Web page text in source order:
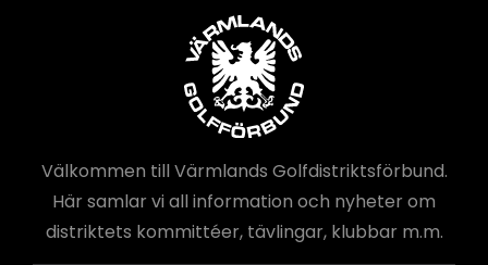
Välkommen till Värmlands Golfdistriktsförbund.
Här samlar vi all information och nyheter om
distriktets kommittéer, tävlingar, klubbar m.m.